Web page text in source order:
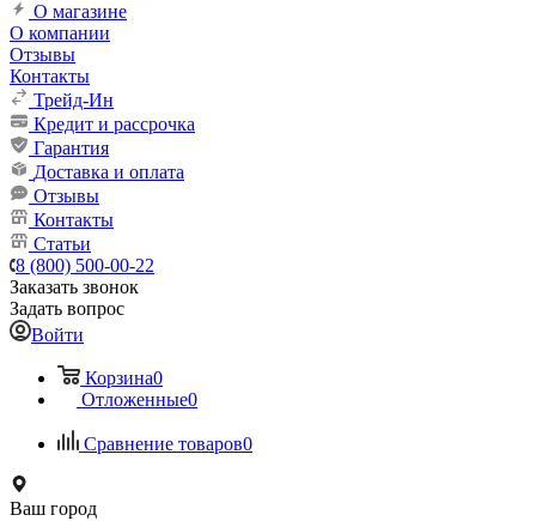
О магазине
О компании
Отзывы
Контакты
Трейд-Ин
Кредит и рассрочка
Гарантия
Доставка и оплата
Отзывы
Контакты
Статьи
8 (800) 500-00-22
Заказать звонок
Задать вопрос
Войти
Корзина0
Отложенные0
Сравнение товаров0
Ваш город